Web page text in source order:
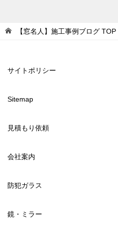
【窓名人】施工事例ブログ TOP
サイトポリシー
Sitemap
見積もり依頼
会社案内
防犯ガラス
鏡・ミラー